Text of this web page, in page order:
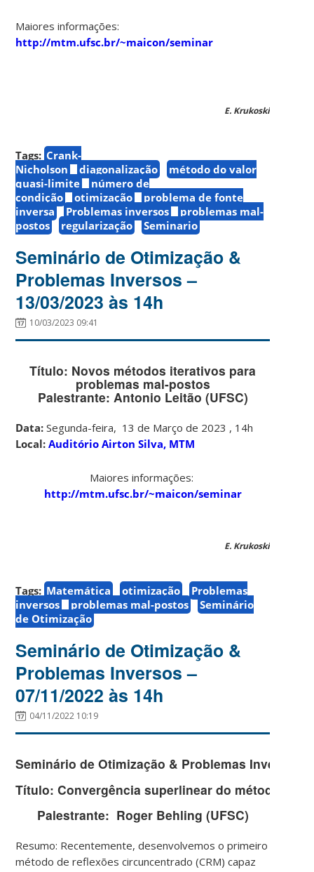
Maiores informações:
http://mtm.ufsc.br/~maicon/seminar
E. Krukoski
Tags: Crank-
Nicholson
diagonalização
método do valor
quasi-limite
número de
condição
otimização
problema de fonte
inversa
Problemas inversos
problemas mal-
postos
regularização Seminario
Seminário de Otimização &
Problemas Inversos –
13/03/2023 às 14h
10/03/2023 09:41
Título: Novos métodos iterativos para
problemas mal-postos
Palestrante: Antonio Leitão (UFSC)
Data: Segunda-feira, 13 de Março de 2023 , 14h
Local: Auditório Airton Silva, MTM
Maiores informações:
http://mtm.ufsc.br/~maicon/seminar
E. Krukoski
Tags: Matemática otimização
Problemas
inversos
problemas mal-postos
Seminário
de Otimização
Seminário de Otimização &
Problemas Inversos –
07/11/2022 às 14h
04/11/2022 10:19
Seminário de Otimização & Problemas Inversos
Título:Convergência superlinear do método de
Palestrante: Roger Behling (UFSC)
Resumo: Recentemente, desenvolvemos o primeiro
método de reflexões circuncentrado (CRM) capaz